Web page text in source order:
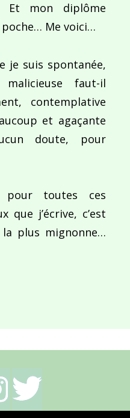
Et mon diplôme
poche… Me voici…
je suis spontanée,
malicieuse faut-il
contemplative
et agaçante
doute, pour
pour toutes ces
que j’écrive, c’est
plus mignonne…